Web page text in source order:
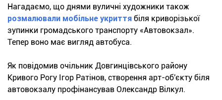
Нагадаємо, що днями вуличні художники також
розмалювали мобільне укриття біля криворізької
зупинки громадського транспорту «Автовокзал».
Тепер воно має вигляд автобуса.
Як повідомив очільник Довгинцівського району
Кривого Рогу Ігор Ратінов, створення арт-об'єкту біля
автовокзалу профінансував Олександр Вілкул.